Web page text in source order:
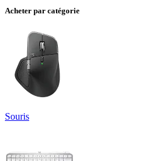
Acheter par catégorie
Souris